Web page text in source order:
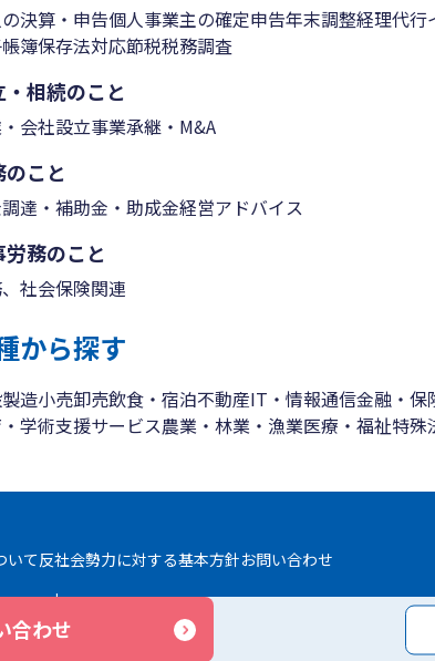
合わせ
決算・申告個人事業主の確定申告年末調整経理代行
簿保存法対応節税税務調査
・相続のこと
会社設立事業承継・M&A
のこと
達・補助金・助成金経営アドバイス
労務のこと
社会保険関連
から探す
製造小売卸売飲食・宿泊不動産IT・情報通信金融・保
学術支援サービス農業・林業・漁業医療・福祉特殊
いて反社会勢力に対する基本方針お問い合わせ
reserved.